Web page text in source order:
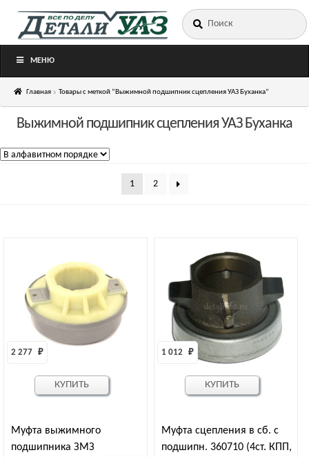
Перейти
Перейти
Искать:
МЕНЮ
Главная Товары с меткой “Выжимной подшипник сцепления УАЗ Буханка”
Выжимной подшипник сцепления УАЗ Буханка
1 2
Муфта выжимного
подшипника ЗМЗ
2 277 ₽
КУПИТЬ
Муфта сцепления в сб. с
подшипн. 360710 (4ст. КПП,
1 012 ₽
КУПИТЬ